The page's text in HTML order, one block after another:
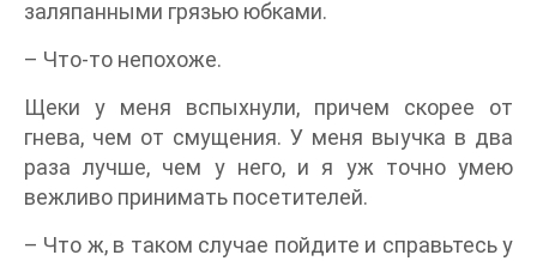
заляпанными грязью юбками.
– Что‑то непохоже.
Щеки у меня вспыхнули, причем скорее от
гнева, чем от смущения. У меня выучка в два
раза лучше, чем у него, и я уж точно умею
вежливо принимать посетителей.
– Что ж, в таком случае пойдите и справьтесь у